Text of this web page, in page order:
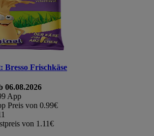
Bresso Frischkäse
06.08.2026
App
Preis von 0.99€
von 1.11€